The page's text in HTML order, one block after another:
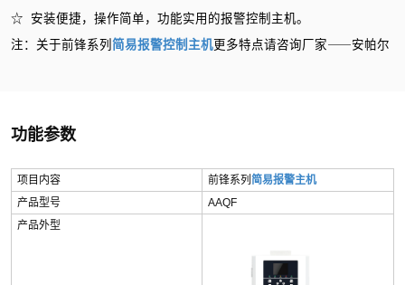
☆ 安装便捷，操作简单，功能实用的报警控制主机。
注：关于前锋系列 简易报警控制主机更多特点请咨询厂家⸺安帕尔
功能参数
项目内容 前锋系列 简易报警主机
产品型号
AAQF
产品外型